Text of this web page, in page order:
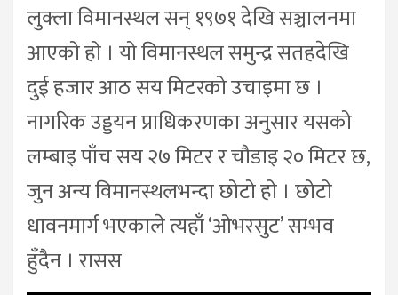
लुक्ला विमानस्थल सन् १९७१ देखि सञ्चालनमा
आएको हो । यो विमानस्थल समुन्द्र सतहदेखि
दुई हजार आठ सय मिटरको उचाइमा छ ।
नागरिक उड्डयन प्राधिकरणका अनुसार यसको
लम्बाइ पाँच सय २७ मिटर र चौडाइ २० मिटर छ,
जुन अन्य विमानस्थलभन्दा छोटो हो । छोटो
धावनमार्ग भएकाले त्यहाँ ‘ओभरसुट’ सम्भव
हुँदैन । रासस